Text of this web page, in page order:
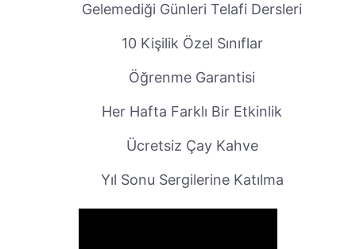
Gelemediği Günleri Telafi Dersleri
10 Kişilik Özel Sınıflar
Öğrenme Garantisi
Her Hafta Farklı Bir Etkinlik
Ücretsiz Çay Kahve
Yıl Sonu Sergilerine Katılma